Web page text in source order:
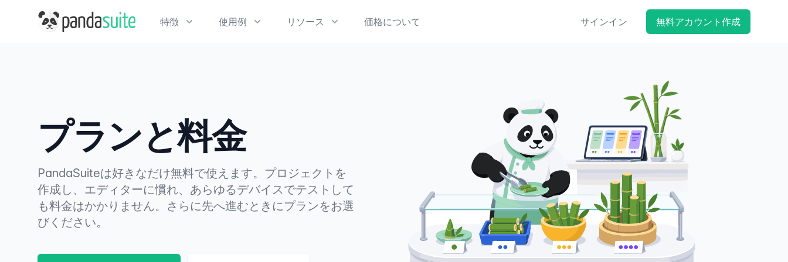
PandaSuite 特徴 使用例 リソース 価格について サインイン 無料アカウント作成
プランと料金
PandaSuiteは好きなだけ無料で使えます。プロジェクトを
作成し、エディターに慣れ、あらゆるデバイスでテストして
も料金はかかりません。さらに先へ進むときにプランをお選
びください。